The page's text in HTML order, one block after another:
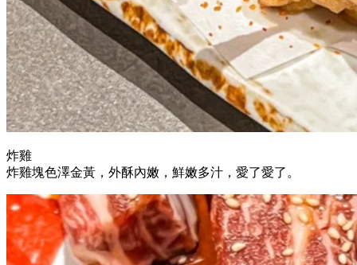
炸雞
炸雞塊色澤金黃，外酥內嫩，鮮嫩多汁，愛了愛了。